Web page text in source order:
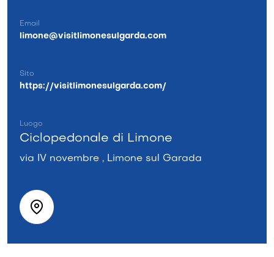
Email
limone@visitlimonesulgarda.com
Sito
https://visitlimonesulgarda.com/
Luogo
Ciclopedonale di Limone
via IV novembre , Limone sul Garada